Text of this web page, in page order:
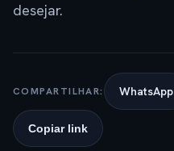
desejar.
COMPARTILHAR: WhatsApp
Copiar link